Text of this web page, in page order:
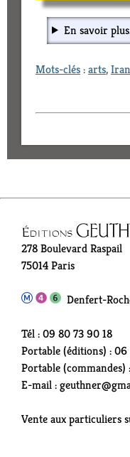
En savoir
Mots-clés:arts,Iran
278 Boulevard Raspail
75014 Paris
Denfert-
Tél : 09 80 73 90 18
Portable (éditions) : 06
Portable (commandes)
E-mail :
Vente aux particuliers